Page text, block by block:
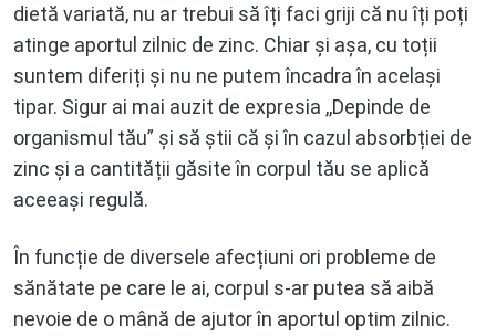
dietă variată, nu ar trebui să îți faci griji că nu îți poți
atinge aportul zilnic de zinc. Chiar și așa, cu toții
suntem diferiți și nu ne putem încadra în același
tipar. Sigur ai mai auzit de expresia ,,Depinde de
organismul tău” și să știi că și în cazul absorbției de
zinc și a cantității găsite în corpul tău se aplică
aceeași regulă.
În funcție de diversele afecțiuni ori probleme de
sănătate pe care le ai, corpul s-ar putea să aibă
nevoie de o mână de ajutor în aportul optim zilnic.